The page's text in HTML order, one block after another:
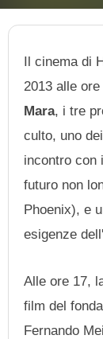
Il cinema di
2013 alle
Mara, i tre
culto, uno
incontro con
futuro non
Phoenix), e
esigenze
Alle ore 17,
film del
Fernando